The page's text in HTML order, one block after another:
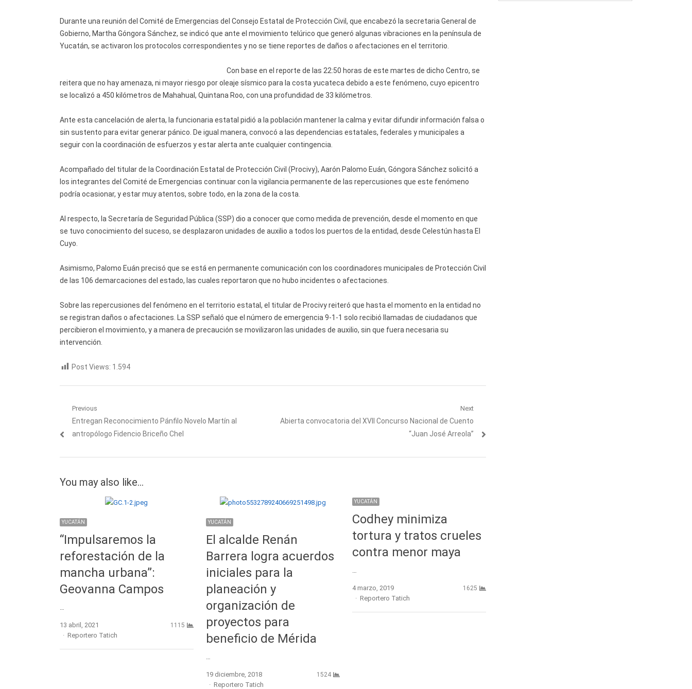
Durante una reunión del Comité de Emergencias del Consejo Estatal de Protección Civil, que encabezó la secretaria General de
Gobierno, Martha Góngora Sánchez, se indicó que ante el movimiento telúrico que generó algunas vibraciones en la península de
Yucatán, se activaron los protocolos correspondientes y no se tiene reportes de daños o afectaciones en el territorio.
Con base en el reporte de las 22:50 horas de este martes de dicho Centro, se
reitera que no hay amenaza, ni mayor riesgo por oleaje sísmico para la costa yucateca debido a este fenómeno, cuyo epicentro
se localizó a 450 kilómetros de Mahahual, Quintana Roo, con una profundidad de 33 kilómetros.
Ante esta cancelación de alerta, la funcionaria estatal pidió a la población mantener la calma y evitar difundir información falsa o
sin sustento para evitar generar pánico. De igual manera, convocó a las dependencias estatales, federales y municipales a
seguir con la coordinación de esfuerzos y estar alerta ante cualquier contingencia.
Acompañado del titular de la Coordinación Estatal de Protección Civil (Procivy), Aarón Palomo Euán, Góngora Sánchez solicitó a
los integrantes del Comité de Emergencias continuar con la vigilancia permanente de las repercusiones que este fenómeno
podría ocasionar, y estar muy atentos, sobre todo, en la zona de la costa.
Al respecto, la Secretaría de Seguridad Pública (SSP) dio a conocer que como medida de prevención, desde el momento en que
se tuvo conocimiento del suceso, se desplazaron unidades de auxilio a todos los puertos de la entidad, desde Celestún hasta El
Cuyo.
Asimismo, Palomo Euán precisó que se está en permanente comunicación con los coordinadores municipales de Protección Civil
de las 106 demarcaciones del estado, las cuales reportaron que no hubo incidentes o afectaciones.
Sobre las repercusiones del fenómeno en el territorio estatal, el titular de Procivy reiteró que hasta el momento en la entidad no
se registran daños o afectaciones. La SSP señaló que el número de emergencia 9-1-1 solo recibió llamadas de ciudadanos que
percibieron el movimiento, y a manera de precaución se movilizaron las unidades de auxilio, sin que fuera necesaria su
intervención.
Post Views: 1.594
Navegación
de
Previous
Previous
post:
Entregan Reconocimiento Pánfilo Novelo Martín al
antropólogo Fidencio Briceño Chel
Next
Next
Abierta convocatoria del XVII Concurso Nacional de Cuento
“Juan José Arreola”
You may also like...
YUCATÁN
“Impulsaremos la
reforestación de la
mancha urbana”:
Geovanna Campos
13 abril, 2021
Author
Reportero Tatich
1115
YUCATÁN
El alcalde Renán
Barrera logra acuerdos
iniciales para la
planeación y
organización de
proyectos para
beneficio de Mérida
19 diciembre, 2018
Author
Reportero Tatich
1524
YUCATÁN
Codhey minimiza
tortura y tratos crueles
contra menor maya
4 marzo, 2019
Author
Reportero Tatich
1625